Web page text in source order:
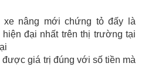
xe nâng mới chứng tỏ đấy là
đại nhất trên thị trường tại
được giá trị đúng với số tiền mà